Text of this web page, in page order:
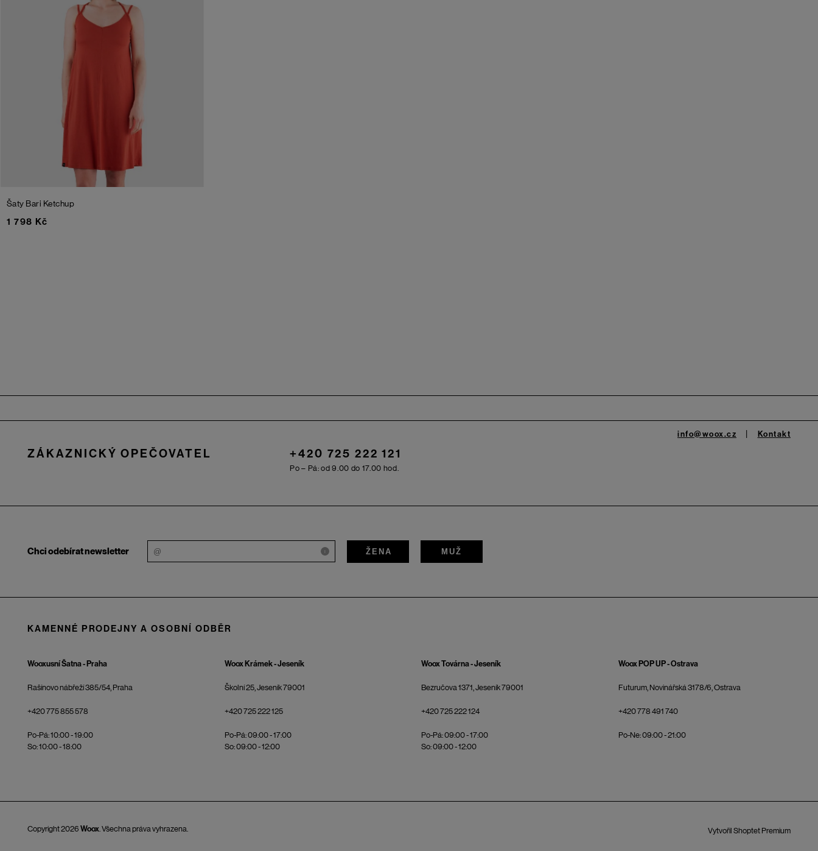
Šaty Bari Ketchup
1 798 Kč
ZÁKAZNICKÝ OPEČOVATEL +420 725 222 121
Po – Pá: od 9.00 do 17.00 hod.
info@woox.cz Kontakt
Chci odebírat newsletter i ŽENA MUŽ
KAMENNÉ PRODEJNY A OSOBNÍ ODBĚR
Wooxusní Šatna - Praha
Rašínovo nábřeží 385/54, Praha
+420 775 855 578
Po-Pá: 10:00 - 19:00
So: 10:00 - 18:00
Woox Krámek - Jeseník
Školní 25, Jeseník 79001
+420 725 222 125
Po-Pá: 09:00 - 17:00
So: 09:00 - 12:00
Woox Továrna - Jeseník
Bezručova 1371, Jeseník 79001
+420 725 222 124
Po-Pá: 09:00 - 17:00
So: 09:00 - 12:00
Woox POP UP - Ostrava
Futurum, Novinářská 3178/6, Ostrava
+420 778 491 740
Po-Ne: 09:00 - 21:00
Vytvořil Shoptet Premium
Copyright 2026 Woox. Všechna práva vyhrazena.